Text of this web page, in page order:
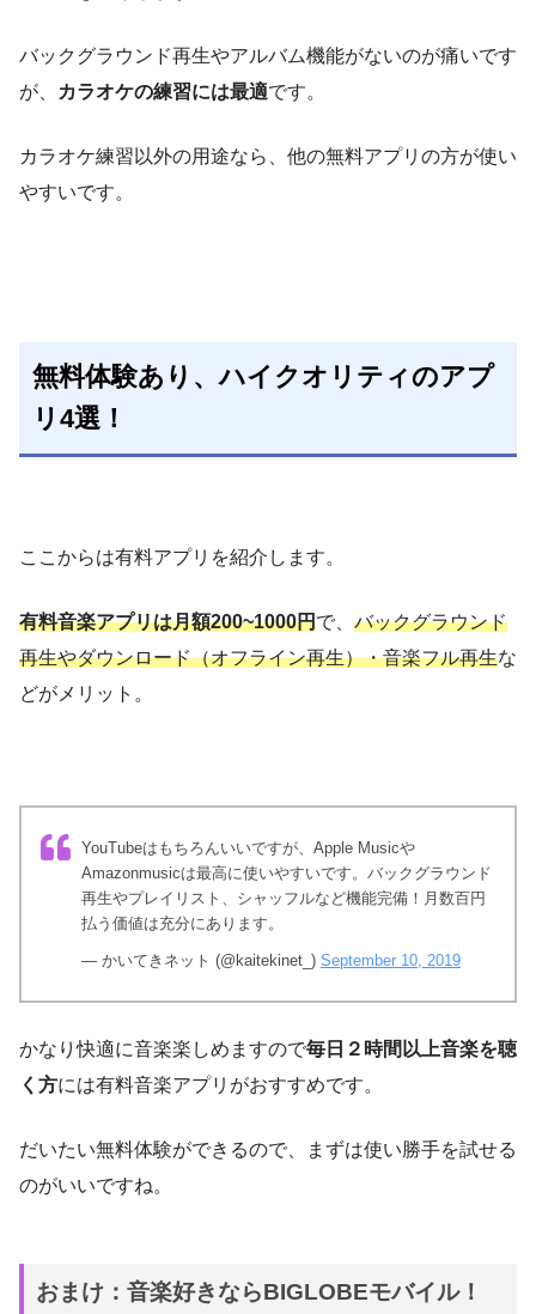
バックグラウンド再生やアルバム機能がないのが痛いです
が、
カラオケの練習には最適です。
カラオケ練習以外の用途なら、他の無料アプリの方が使い
やすいです。
無料体験あり、ハイクオリティのアプ
リ4選！
ここからは有料アプリを紹介します。
有料音楽アプリは月額200~1000円で、 バックグラウンド
再生やダウンロード（オフライン再生）・音楽フル再生な
どがメリット。
YouTubeはもちろんいいですが、Apple Musicや
Amazonmusicは最高に使いやすいです。バックグラウンド
再生やプレイリスト、シャッフルなど機能完備！月数百円
払う価値は充分にあります。
— かいてきネット (@kaitekinet_) September 10, 2019
かなり快適に音楽楽しめますので毎日２時間以上音楽を聴
く方には有料音楽アプリがおすすめです。
だいたい無料体験ができるので、まずは使い勝手を試せる
のがいいですね。
おまけ：音楽好きならBIGLOBEモバイル！